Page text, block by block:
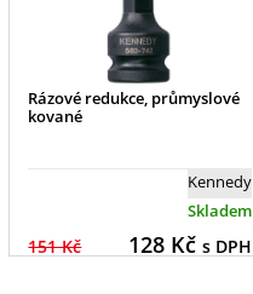
Rázové redukce, průmyslové
kované
Kennedy
Skladem
151 Kč 128Kč s DPH